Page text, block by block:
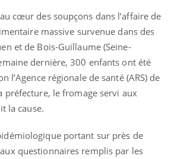
cœur des soupçons dans l’affaire de
massive survenue dans des
et de Bois-Guillaume (Seine-
dernière, 300 enfants ont été
l’Agence régionale de santé (ARS) de
préfecture, le fromage servi aux
la cause.
portant sur près de
questionnaires remplis par les